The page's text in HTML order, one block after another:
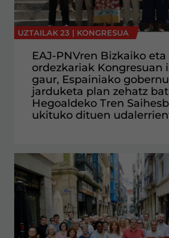
UZTAILAK 23 | KONGRESUA
EAJ-PNVren Bizkaiko
ordezkariak Kongresuan
gaur, Espainiako
jarduketa plan zehatz
Hegoaldeko Tren
ukituko dituen